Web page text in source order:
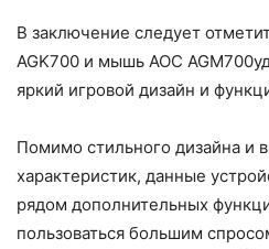
В заключение следует
AGK700 и мышь AOC
яркий игровой дизайн и
Помимо стильного дизайна и
характеристик, данные
рядом дополнительных
пользоваться большим